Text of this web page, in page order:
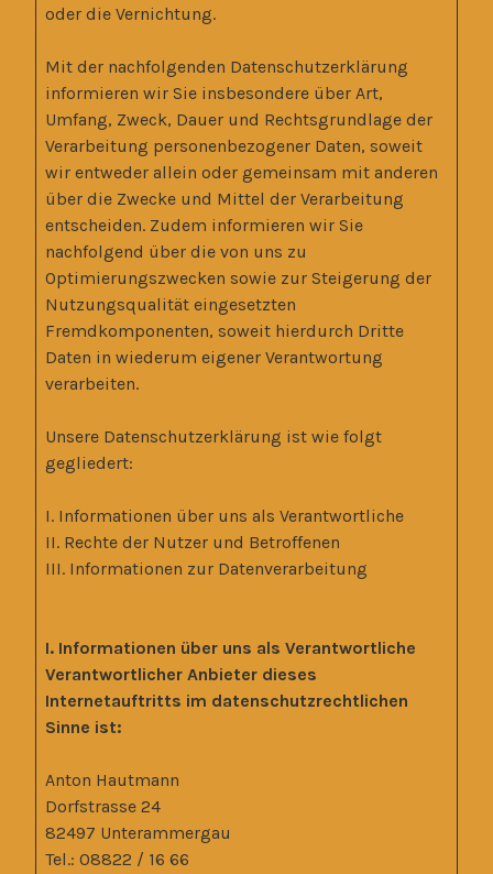
oder die Vernichtung.
Mit der nachfolgenden Datenschutzerklärung
informieren wir Sie insbesondere über Art,
Umfang, Zweck, Dauer und Rechtsgrundlage der
Verarbeitung personenbezogener Daten, soweit
wir entweder allein oder gemeinsam mit anderen
über die Zwecke und Mittel der Verarbeitung
entscheiden. Zudem informieren wir Sie
nachfolgend über die von uns zu
Optimierungszwecken sowie zur Steigerung der
Nutzungsqualität eingesetzten
Fremdkomponenten, soweit hierdurch Dritte
Daten in wiederum eigener Verantwortung
verarbeiten.
Unsere Datenschutzerklärung ist wie folgt
gegliedert:
I. Informationen über uns als Verantwortliche
II. Rechte der Nutzer und Betroffenen
III. Informationen zur Datenverarbeitung
I. Informationen über uns als Verantwortliche
Verantwortlicher Anbieter dieses
Internetauftritts im datenschutzrechtlichen
Sinne ist:
Anton Hautmann
Dorfstrasse 24
82497 Unterammergau
Tel.: 08822 / 16 66